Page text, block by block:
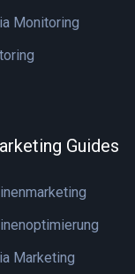
Monitoring
Guides
Marketing